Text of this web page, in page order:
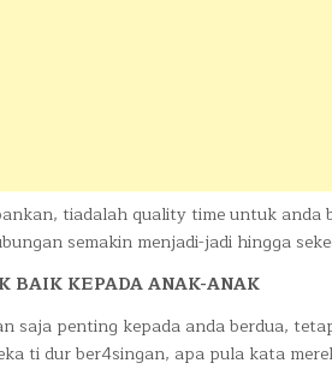
tiadalah quality time untuk anda
semakin menjadi-jadi hingga
BAIK KEPADA ANAK-ANAK
saja penting kepada anda berdua,
ti dur ber4singan, apa pula kata